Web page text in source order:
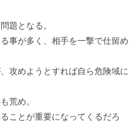
題となる。
事が多く、相手を一撃で仕留め
攻めようとすれば自ら危険域に
荒め。
ことが重要になってくるだろ